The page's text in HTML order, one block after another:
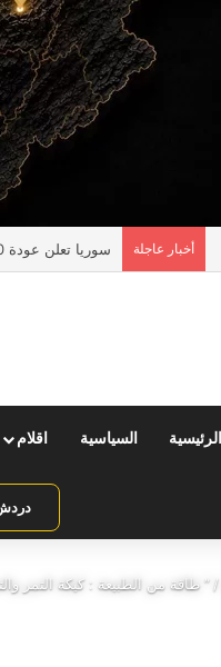
أخبار عاجلة سوريا تعلن عودة 150 ألف مواطن عبر منفذ جوسية مع لبنان
الرئيسية السياسية اقلام
/ ” طاقة من الطبيعة : كيكة التمر